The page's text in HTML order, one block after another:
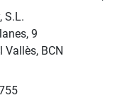
S.L.
9
Vallès, BCN